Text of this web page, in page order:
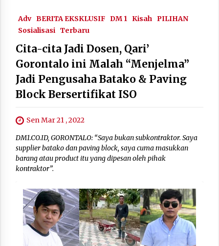
Adv BERITA EKSKLUSIF DM 1 Kisah PILIHAN
Sosialisasi Terbaru
Cita-cita Jadi Dosen, Qari’
Gorontalo ini Malah “Menjelma”
Jadi Pengusaha Batako & Paving
Block Bersertifikat ISO
Sen Mar 21 , 2022
DM1.CO.ID, GORONTALO: “Saya bukan subkontraktor. Saya
supplier batako dan paving block, saya cuma masukkan
barang atau product itu yang dipesan oleh pihak
kontraktor”.